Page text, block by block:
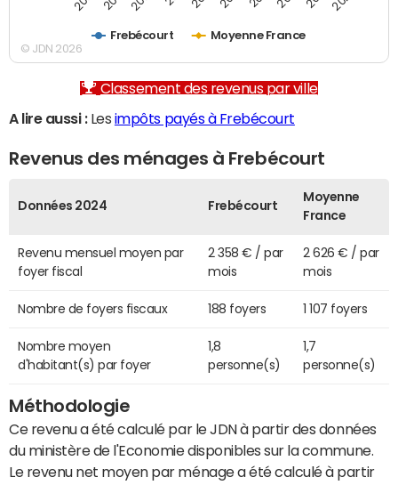
Frebécourt Moyenne France
© JDN 2026
Classement des revenus par ville
A lire aussi :Les impôts payés à Frebécourt
Revenus des ménages à Frebécourt
Données 2024 Frebécourt
Moyenne
France
Revenu mensuel moyen par
foyer fiscal
2 358 € / par
mois
2 626 € / par
mois
Nombre de foyers fiscaux 188 foyers 1 107 foyers
Nombre moyen
d'habitant(s) par foyer
1,8
personne(s)
1,7
personne(s)
Méthodologie
Ce revenu a été calculé par le JDN à partir des données
du ministère de l'Economie disponibles sur la commune.
Le revenu net moyen par ménage a été calculé à partir